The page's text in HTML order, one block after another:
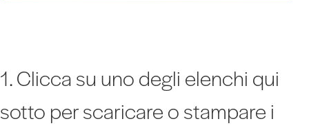
1. Clicca su uno degli elenchi qui
sotto per scaricare o stampare i